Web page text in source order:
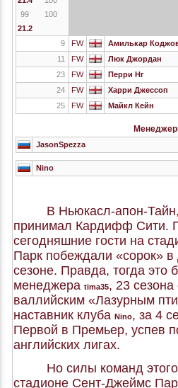
99
100
21.2
9
FW Амилькар
11
FW Люк Джордан
23
FW Перри Нг
24
FW Харри Джессоп
25
FW Майкл Кейн
JasonSpezza
Nino
В Ньюкасл-апон-
принимал Кардифф Сити.
сегодняшние гости на
Парк побеждали «сорок»
сезоне. Правда, тогда это
менеджера tima35, 23
валлийским «Лазурным
наставник клуба Nino, за 4
Первой в Премьер, успев
английских лигах.
Но силы команд
стадионе Сент-Джеймс